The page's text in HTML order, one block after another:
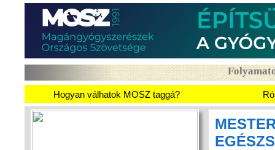
Hogyan válhatok MOSZ taggá?